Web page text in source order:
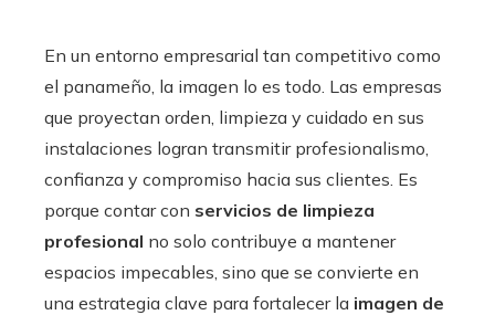
En un entorno empresarial tan competitivo como
el panameño, la imagen lo es todo. Las empresas
que proyectan orden, limpieza y cuidado en sus
instalaciones logran transmitir profesionalismo,
confianza y compromiso hacia sus clientes. Es
porque contar con servicios de limpieza
profesional no solo contribuye a mantener
espacios impecables, sino que se convierte en
una estrategia clave para fortalecer la imagen de